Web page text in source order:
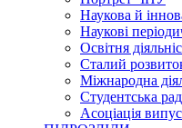
Наукова й
Наукові
Освітня
Сталий
Міжнародна
Студентська
Асоціація